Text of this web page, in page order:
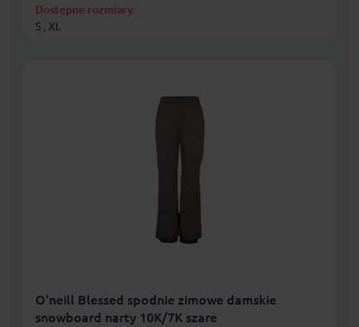
Dostępne rozmiary:
S , XL
O'neill Blessed spodnie zimowe damskie
snowboard narty 10K/7K szare